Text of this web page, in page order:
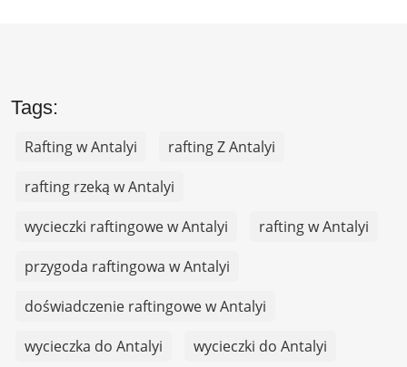
Tags:
Rafting w Antalyi
rafting Z Antalyi
rafting rzeką w Antalyi
wycieczki raftingowe w Antalyi
rafting w Antalyi
przygoda raftingowa w Antalyi
doświadczenie raftingowe w Antalyi
wycieczka do Antalyi
wycieczki do Antalyi